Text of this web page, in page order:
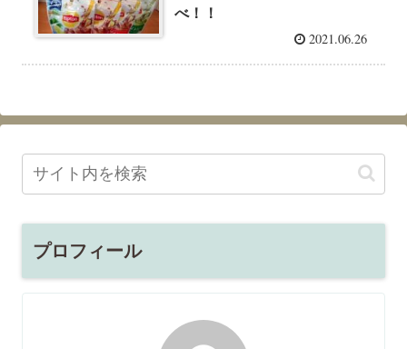
べ！！
2021.06.26
プロフィール